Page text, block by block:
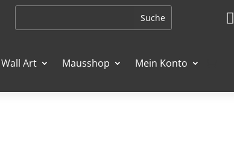

Wall Art Mausshop Mein Konto